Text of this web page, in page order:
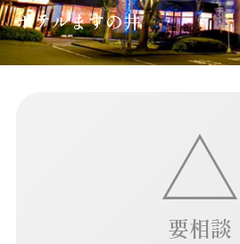
ホテルますの井
△
要相談